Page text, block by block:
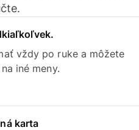
vždy po ruke a môžete
iné meny.
karta